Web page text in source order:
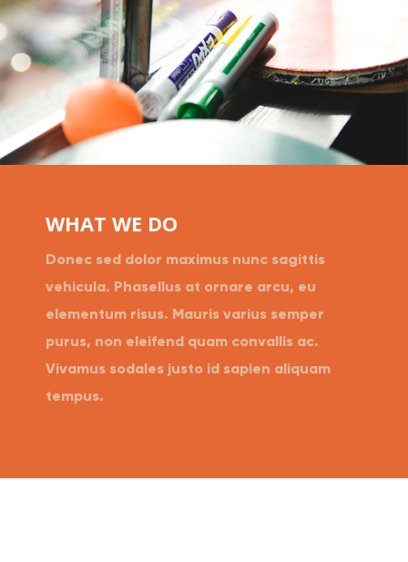
WHAT WE DO
Donec sed dolor maximus nunc sagittis
vehicula. Phasellus at ornare arcu, eu
elementum risus. Mauris varius semper
purus, non eleifend quam convallis ac.
Vivamus sodales justo id sapien aliquam
tempus.